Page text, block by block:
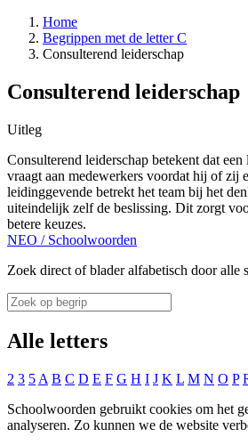
Home
Begrippen met de letter C
Consulterend leiderschap
Consulterend leiderschap
Uitleg
Consulterend leiderschap betekent dat
vraagt aan medewerkers voordat hij of zij
leidinggevende betrekt het team bij het
uiteindelijk zelf de beslissing. Dit zorgt
betere keuzes.
NEO / Schoolwoorden
Zoek direct of blader alfabetisch door alle
Alle letters
2 3 5 A B C D E F G H I J K L M N O P
Schoolwoorden gebruikt cookies om het
analyseren. Zo kunnen we de website